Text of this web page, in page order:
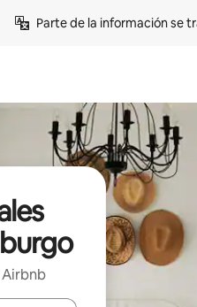
Parte de la información se
Airbnb